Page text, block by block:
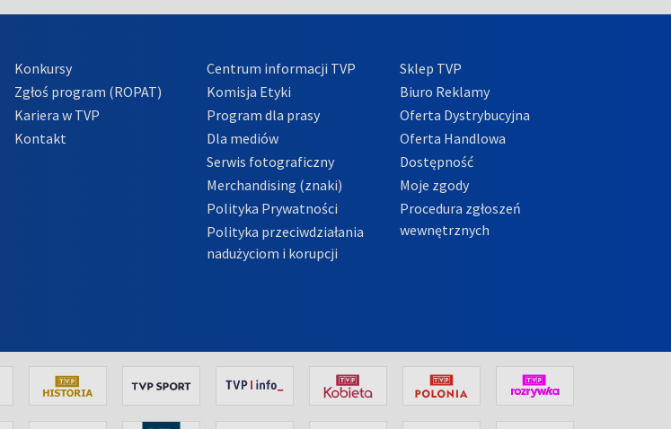
Konkursy
Zgłoś program (ROPAT)
Kariera w TVP
Kontakt
Centrum informacji TVP
Komisja Etyki
Program dla prasy
Dla mediów
Serwis fotograficzny
Merchandising (znaki)
Polityka Prywatności
Polityka przeciwdziałania
nadużyciom i korupcji
Sklep TVP
Biuro Reklamy
Oferta Dystrybucyjna
Oferta Handlowa
Dostępność
Moje zgody
Procedura zgłoszeń
wewnętrznych